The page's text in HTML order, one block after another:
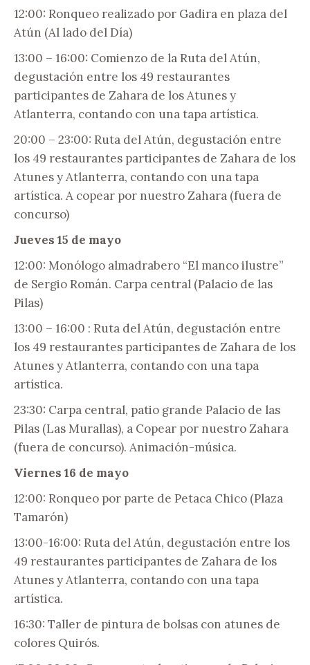
12:00: Ronqueo realizado por Gadira en plaza del
Atún (Al lado del Día)
13:00 – 16:00: Comienzo de la Ruta del Atún,
degustación entre los 49 restaurantes
participantes de Zahara de los Atunes y
Atlanterra, contando con una tapa artística.
20:00 – 23:00: Ruta del Atún, degustación entre
los 49 restaurantes participantes de Zahara de los
Atunes y Atlanterra, contando con una tapa
artística. A copear por nuestro Zahara (fuera de
concurso)
Jueves 15 de mayo
12:00: Monólogo almadrabero “El manco ilustre”
de Sergio Román. Carpa central (Palacio de las
Pilas)
13:00 – 16:00 : Ruta del Atún, degustación entre
los 49 restaurantes participantes de Zahara de los
Atunes y Atlanterra, contando con una tapa
artística.
23:30: Carpa central, patio grande Palacio de las
Pilas (Las Murallas), a Copear por nuestro Zahara
(fuera de concurso). Animación-música.
Viernes 16 de mayo
12:00: Ronqueo por parte de Petaca Chico (Plaza
Tamarón)
13:00-16:00: Ruta del Atún, degustación entre los
49 restaurantes participantes de Zahara de los
Atunes y Atlanterra, contando con una tapa
artística.
16:30: Taller de pintura de bolsas con atunes de
colores Quirós.